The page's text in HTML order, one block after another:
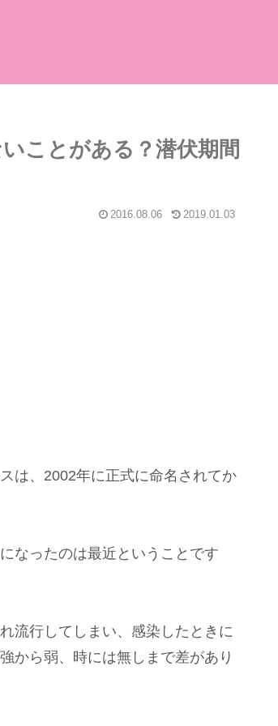
ことがある？潜伏期間
2016.08.06 2019.01.03
は、2002年に正式に命名されてか
なったのは最近ということです
流行してしまい、感染したときに
から弱、時には無しまで差があり